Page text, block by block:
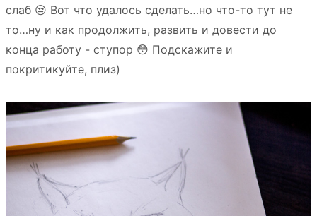
слаб 😒 Вот что удалось сделать…но что-то тут не
то…ну и как продолжить, развить и довести до
конца работу - ступор 😳 Подскажите и
покритикуйте, плиз)